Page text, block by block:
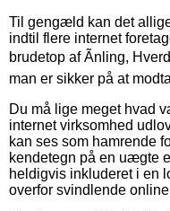
Til gengæld kan det
indtil flere internet
brudetop af Ãnling,
man er sikker på at
Du må lige meget hvad
internet virksomhed
kan ses som hamrende
kendetegn på en uægte
heldigvis inkluderet i en
overfor svindlende